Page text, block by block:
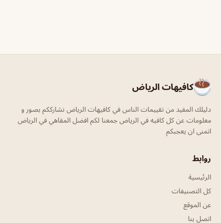
كافيهات الرياض
دليلك المفيد من تقييمات الناس في كافيهات الرياض نشارككم بصور و
معلومات عن كل كافيه في الرياض جمعنا لكم افضل المقاهي في الرياض
اتمنى ان يعجبكم
روابط
الرئيسية
كل التصنيفات
عن الموقع
اتصل بنا